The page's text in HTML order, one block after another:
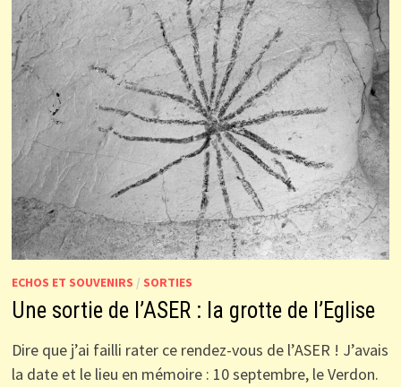
ECHOS ET SOUVENIRS / SORTIES
Une sortie de l’ASER : la grotte de l’Eglise
Dire que j’ai failli rater ce rendez-vous de l’ASER ! J’avais
la date et le lieu en mémoire : 10 septembre, le Verdon.